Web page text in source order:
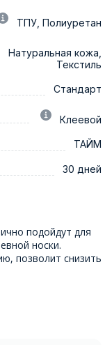
ТПУ, Полиуретан
Натуральная кожа,
Текстиль
Стандарт
Клеевой
ТАЙМ
30 дней
подойдут для
носки.
позволит снизить